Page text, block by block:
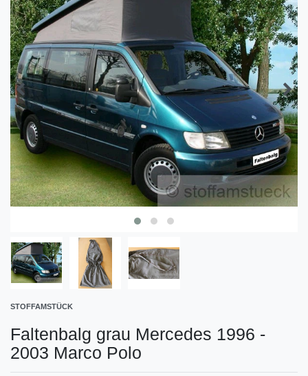
STOFFAMSTÜCK
Faltenbalg grau Mercedes 1996 -
2003 Marco Polo